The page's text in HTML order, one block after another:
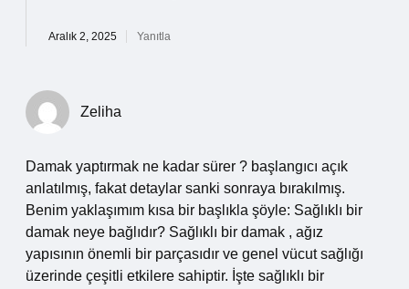
Aralık 2, 2025 Yanıtla
Zeliha
Damak yaptırmak ne kadar sürer ? başlangıcı açık
anlatılmış, fakat detaylar sanki sonraya bırakılmış.
Benim yaklaşımım kısa bir başlıkla şöyle: Sağlıklı bir
damak neye bağlıdır? Sağlıklı bir damak , ağız
yapısının önemli bir parçasıdır ve genel vücut sağlığı
üzerinde çeşitli etkilere sahiptir. İşte sağlıklı bir